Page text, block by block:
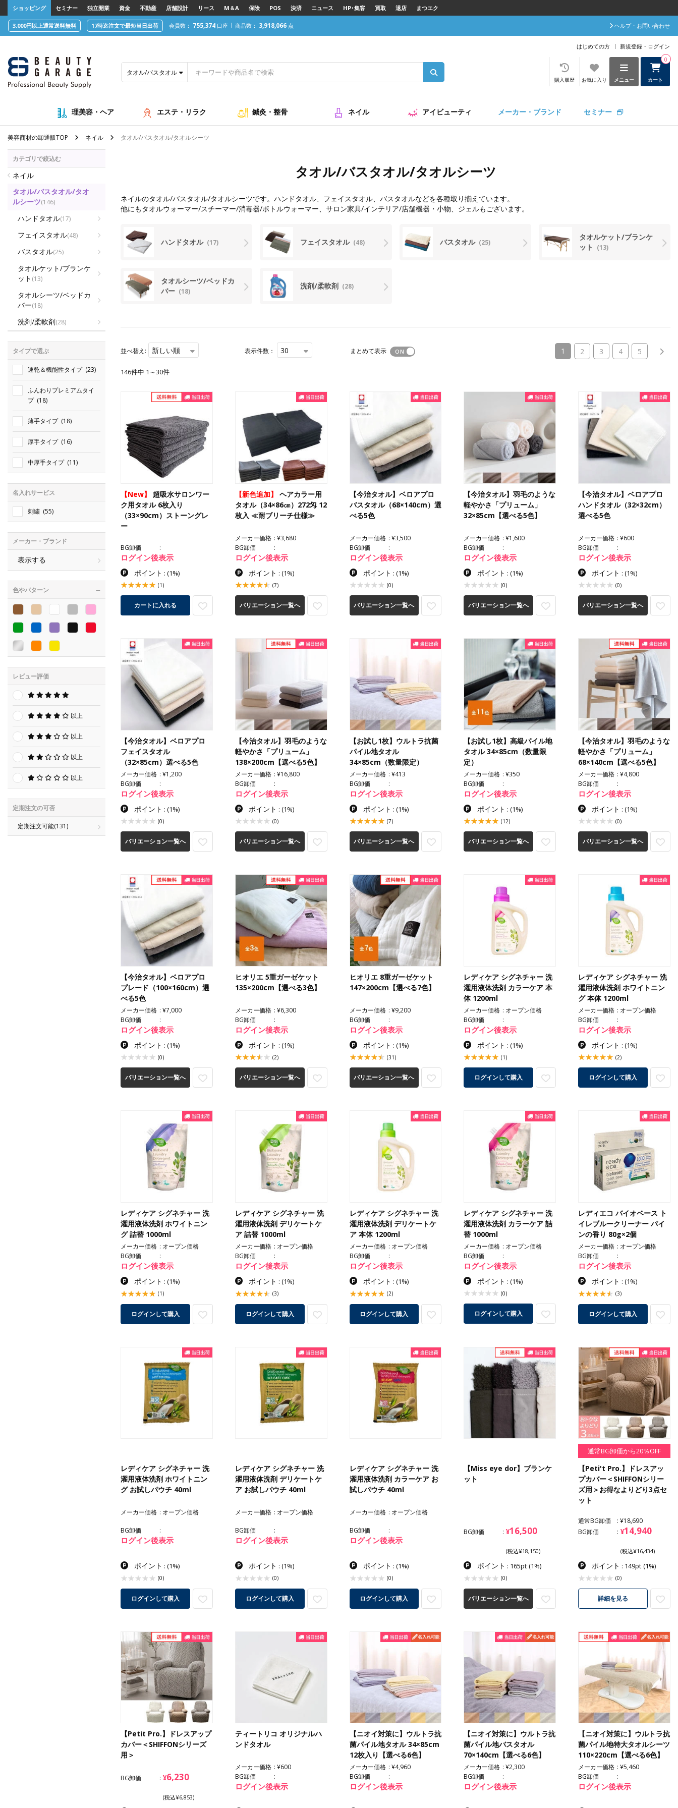
text.skipToContent
text.skipToNavigation
ショッピング セミナー 独立開業 資金 不動産 店舗設計 リース M＆A 保険 POS 決済 ニュース HP･集客 買取 退店 まつエク
3,000円以上通常送料無料 17時迄注文で最短当日出荷 会員数： 755,374 口座 商品数： 3,918,066 点 ヘルプ・お問い合わせ
はじめての方 新規登録・ログイン
カート
0
メニュー
お気に入り
購入履歴
タオル/バスタオル/タオルシーツ
理美容・ヘア エステ・リラク 鍼灸・整骨 ネイル アイビューティ メーカー・ブランド セミナー
美容商材の卸通販TOP ネイル タオル/バスタオル/タオルシーツ
カテゴリで絞込む
ネイル
タオル/バスタオル/タオ
ルシーツ(146)
ハンドタオル(17)
フェイスタオル(48)
バスタオル(25)
タオルケット/ブランケ
ット (13)
タオルシーツ/ベッドカ
バー(18)
洗剤/柔軟剤(28)
タイプで選ぶ
速乾＆機能性タイプ (23)
ふんわりプレミアムタイ
プ (18)
薄手タイプ (18)
厚手タイプ (16)
中厚手タイプ (11)
名入れサービス
刺繍 (55)
メーカー・ブランド
表示する
色やパターン
レビュー評価
以上
以上
以上
以上
定期注文の可否
定期注文可能(131)
タオル/バスタオル/タオルシーツ
ネイルのタオル/バスタオル/タオルシーツです。 ハンドタオル、 フェイスタオル、 バスタオルなどを各種取り揃えています。
他にも タオルウォーマー/スチーマー/消毒器/ボトルウォーマー、 サロン家具/インテリア/店舗機器・小物、 ジェルもございます。
ハンドタオル (17) フェイスタオル (48) バスタオル (25)
タオルケット/ブランケ
ット
(13)
タオルシーツ/ベッドカ
バー (18)
洗剤/柔軟剤 (28)
並べ替え: 新しい順 表示件数： 30 まとめて表示 1 (current)
2 3 4 5
146件中 1～30件
【New】
超吸水サロンワー
ク用タオル 6枚入り
（33×90cm）ストーングレ
ー
BG卸価
ログイン後表示
ポイント : (1%)
(1)
カートに入れる
【新色追加】
ヘアカラー用
タオル（34×86㎝）272匁 12
枚入 ≪耐ブリーチ仕様≫
メーカー価格
¥3,680
BG卸価
ログイン後表示
ポイント : (1%)
(7)
バリエーション一覧へ
【今治タオル】ベロアプロ
バスタオル（68×140cm）選
べる5色
メーカー価格
¥3,500
BG卸価
ログイン後表示
ポイント : (1%)
(0)
バリエーション一覧へ
【今治タオル】羽毛のような
軽やかさ「プリューム」
32×85cm【選べる5色】
メーカー価格
¥1,600
BG卸価
ログイン後表示
ポイント :(1%)
(0)
バリエーション一覧へ
【今治タオル】ベロアプロ
ハンドタオル（32×32cm）
選べる5色
メーカー価格
¥600
BG卸価
ログイン後表示
ポイント :(1%)
(0)
バリエーション一覧へ
【今治タオル】ベロアプロ
フェイスタオル
（32×85cm）選べる5色
メーカー価格
¥1,200
BG卸価
ログイン後表示
ポイント : (1%)
(0)
バリエーション一覧へ
【今治タオル】羽毛のような
軽やかさ「プリューム」
138×200cm【選べる5色】
メーカー価格
¥16,800
BG卸価
ログイン後表示
ポイント : (1%)
(0)
バリエーション一覧へ
【お試し1枚】ウルトラ抗菌
パイル地タオル
34×85cm（数量限定）
メーカー価格
¥413
BG卸価
ログイン後表示
ポイント : (1%)
(7)
バリエーション一覧へ
【お試し1枚】高級パイル地
タオル 34×85cm（数量限
定）
メーカー価格
¥350
BG卸価
ログイン後表示
ポイント :(1%)
(12)
バリエーション一覧へ
【今治タオル】羽毛のような
軽やかさ「プリューム」
68×140cm【選べる5色】
メーカー価格
¥4,800
BG卸価
ログイン後表示
ポイント :(1%)
(0)
バリエーション一覧へ
【今治タオル】ベロアプロ
プレード（100×160cm）選
べる5色
メーカー価格
¥7,000
BG卸価
ログイン後表示
ポイント : (1%)
(0)
バリエーション一覧へ
ヒオリエ 5重ガーゼケット
135×200cm【選べる3色】
メーカー価格
¥6,300
BG卸価
ログイン後表示
ポイント : (1%)
(2)
バリエーション一覧へ
ヒオリエ 8重ガーゼケット
147×200cm【選べる7色】
メーカー価格
¥9,200
BG卸価
ログイン後表示
ポイント : (1%)
(31)
バリエーション一覧へ
レディケア シグネチャー 洗
濯用液体洗剤 カラーケア 本
体 1200ml
メーカー価格
オープン価格
BG卸価
ログイン後表示
ポイント :(1%)
(1)
ログインして購入
レディケア シグネチャー 洗
濯用液体洗剤 ホワイトニン
グ 本体 1200ml
メーカー価格
オープン価格
BG卸価
ログイン後表示
ポイント :(1%)
(2)
ログインして購入
レディケア シグネチャー 洗
濯用液体洗剤 ホワイトニン
グ 詰替 1000ml
メーカー価格
オープン価格
BG卸価
ログイン後表示
ポイント : (1%)
(1)
ログインして購入
レディケア シグネチャー 洗
濯用液体洗剤 デリケートケ
ア 詰替 1000ml
メーカー価格
オープン価格
BG卸価
ログイン後表示
ポイント : (1%)
(3)
ログインして購入
レディケア シグネチャー 洗
濯用液体洗剤 デリケートケ
ア 本体 1200ml
メーカー価格
オープン価格
BG卸価
ログイン後表示
ポイント : (1%)
(2)
ログインして購入
レディケア シグネチャー 洗
濯用液体洗剤 カラーケア 詰
替 1000ml
メーカー価格
オープン価格
BG卸価
ログイン後表示
ポイント :(1%)
(0)
ログインして購入
レディエコ バイオベース ト
イレブルークリーナー パイ
ンの香り 80g×2個
メーカー価格
オープン価格
BG卸価
ログイン後表示
ポイント :(1%)
(3)
ログインして購入
レディケア シグネチャー 洗
濯用液体洗剤 ホワイトニン
グ お試しパウチ 40ml
メーカー価格 オープン価格
BG卸価
ログイン後表示
ポイント : (1%)
(0)
ログインして購入
レディケア シグネチャー 洗
濯用液体洗剤 デリケートケ
ア お試しパウチ 40ml
メーカー価格 オープン価格
BG卸価
ログイン後表示
ポイント : (1%)
(0)
ログインして購入
レディケア シグネチャー 洗
濯用液体洗剤 カラーケア お
試しパウチ 40ml
メーカー価格 オープン価格
BG卸価
ログイン後表示
ポイント : (1%)
(0)
ログインして購入
【Miss eye dor】ブランケ
ット
BG卸価 ¥16,500
(税込¥18,150)
ポイント : 165pt (1%)
(0)
バリエーション一覧へ
通常BG卸価から20％OFF
【Peti't Pro.】ドレスアッ
プカバー＜SHIFFONシリー
ズ用＞お得なよりどり3点セ
ット
通常BG卸価
¥18,690
BG卸価
¥14,940
(税込¥16,434)
ポイント : 149pt (1%)
(0)
詳細を見る
【Petit Pro.】ドレスアップ
カバー＜SHIFFONシリーズ
用＞
BG卸価 ¥6,230
(税込¥6,853)
ティートリコ オリジナルハ
ンドタオル
メーカー価格
¥600
BG卸価
ログイン後表示
【ニオイ対策に】ウルトラ抗
菌パイル地タオル 34×85cm
12枚入り【選べる6色】
メーカー価格
¥4,960
BG卸価
ログイン後表示
【ニオイ対策に】ウルトラ抗
菌パイル地バスタオル
70×140cm【選べる6色】
メーカー価格
¥2,300
BG卸価
ログイン後表示
【ニオイ対策に】ウルトラ抗
菌パイル地特大タオルシーツ
110×220cm【選べる6色】
メーカー価格
¥5,460
BG卸価
ログイン後表示